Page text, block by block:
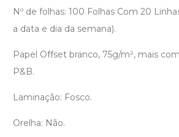
Nº de folhas: 100 Folhas Com 20
a data e dia da semana).
Papel Offset branco, 75g/m², mais
P&B.
Laminação: Fosco.
Orelha: Não.